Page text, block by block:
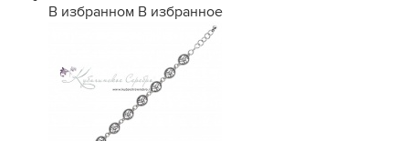
В избранном В избранное